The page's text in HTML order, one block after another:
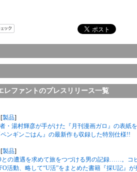
レファントのプレスリリース一覧
製品]
・湯村輝彦が手がけた『月刊漫画ガロ』の表
ンギンごはん』の最新作も収録した特別仕様!!
製品]
との遭遇を求めて旅をつづける男の記録……。コ
活動、略して“U活”をまとめた書籍『採U記』が